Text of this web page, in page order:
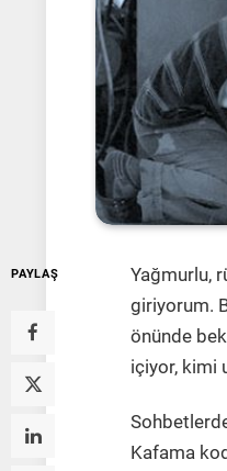
PAYLAŞ
Yağmurlu,
giriyorum.
önünde
içiyor, kimi
Kafama